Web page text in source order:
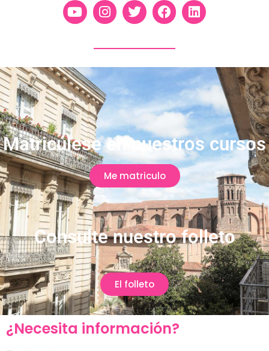
Matricúlese en nuestros cursos
Me matriculo
Consulte nuestro folleto
El folleto
¿Necesita información?